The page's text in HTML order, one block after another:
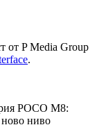
от P Media Group
.
POCO M8:
ново ниво